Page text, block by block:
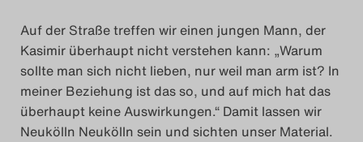
Auf der Straße treffen wir einen jungen Mann, der
Kasimir überhaupt nicht verstehen kann: „Warum
sollte man sich nicht lieben, nur weil man arm ist? In
meiner Beziehung ist das so, und auf mich hat das
überhaupt keine Auswirkungen.“ Damit lassen wir
Neukölln Neukölln sein und sichten unser Material.